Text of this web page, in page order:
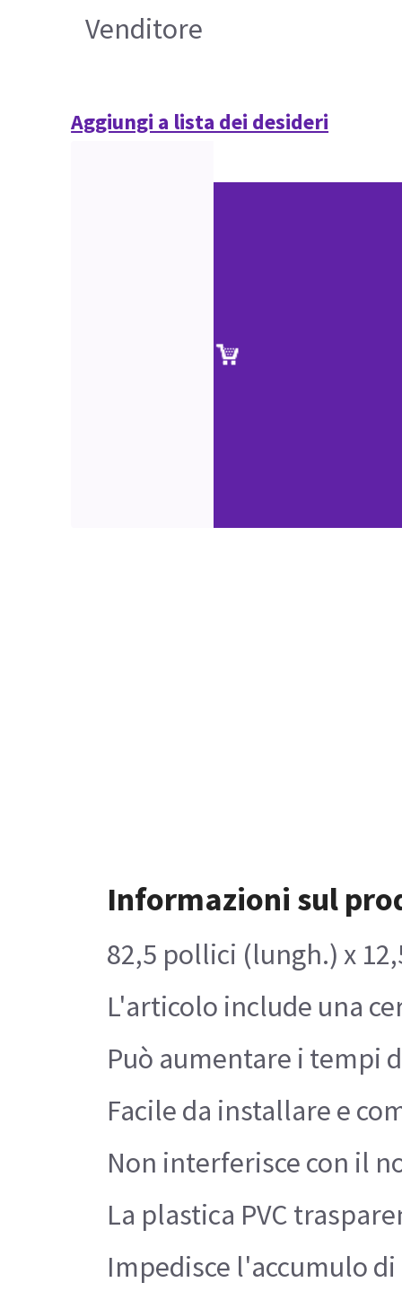
Venditore
Aggiungi a lista dei desideri
Informazioni sul
82,5 pollici (lungh.) x
L'articolo include una
Può aumentare i tempi
Facile da installare e
Non interferisce con il
La plastica PVC
Impedisce l'accumulo